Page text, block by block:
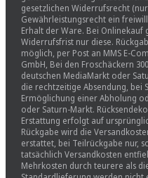
gesetzlichen Widerrufsrecht
Gewährleistungsrecht ein
Erhalt der Ware. Bei Onlinekauf
Widerrufsfrist nur diese.
möglich, per Post an MMS E-
GmbH, Bei den Froschäckern
deutschen MediaMarkt oder
die rechtzeitige Absendung, bei
Ermöglichung einer Abholung
oder Saturn-Markt.
Erstattung erfolgt auf
Rückgabe wird die
erstattet, bei Teilrückgabe nur,
tatsächlich Versandkosten
Mehrkosten durch teurere als